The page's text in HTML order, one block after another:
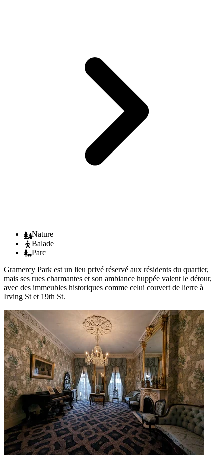
Nature
Balade
Parc
Gramercy Park est un lieu privé réservé aux résidents du quartier,
mais ses rues charmantes et son ambiance huppée valent le détour,
avec des immeubles historiques comme celui couvert de lierre à
Irving St et 19th St.